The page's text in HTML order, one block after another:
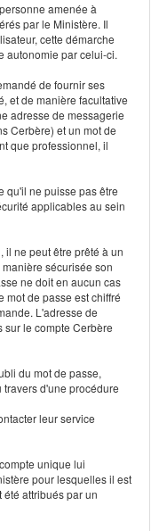
amenée à
par le Ministère. Il
cette démarche
autonomie par celui-ci.
de fournir ses
et de manière facultative
adresse de messagerie
Cerbère) et un mot de
que professionnel, il
qu'il ne puisse pas être
applicables au sein
il ne peut être prêté à un
sécurisée son
ne doit en aucun cas
mot de passe est chiffré
L'adresse de
sur le compte Cerbère
du mot de passe,
d'une procédure
leur service
unique lui
pour lesquelles il est
attribués par un